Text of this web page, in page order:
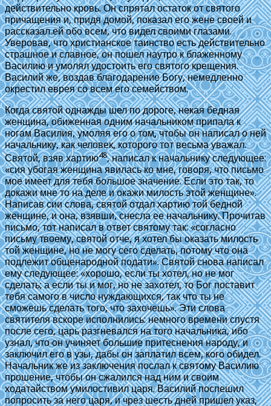
действительно кровь. Он спрятал остаток от святого
причащения и, придя домой, показал его жене своей и
рассказал ей обо всем, что видел своими глазами.
Уверовав, что христианское таинство есть действительно
страшное и славное, он пошел наутро к блаженному
Василию и умолял удостоить его святого крещения.
Василий же, воздав благодарение Богу, немедленно
окрестил еврея со всем его семейством.
Когда святой однажды шел по дороге, некая бедная
женщина, обиженная одним начальником припала к
ногам Василия, умоляя его о том, чтобы он написал о ней
начальнику, как человек, которого тот весьма уважал.
Святой, взяв хартию48, написал к начальнику следующее:
«сия убогая женщина явилась ко мне, говоря, что письмо
мое имеет для тебя большое значение. Если это так, то
докажи мне то на деле и окажи милость этой женщине».
Написав сии слова, святой отдал хартию той бедной
женщине, и она, взявши, снесла ее начальнику. Прочитав
письмо, тот написал в ответ святому так: «согласно
письму твоему, святой отче, я хотел бы оказать милость
той женщине, но не могу сего сделать, потому что она
подлежит общенародной подати». Святой снова написал
ему следующее: «хорошо, если ты хотел, но не мог
сделать; а если ты и мог, но не захотел, то Бог поставит
тебя самого в число нуждающихся, так что ты не
сможешь сделать того, что захочешь». Эти слова
святителя вскоре исполнились: немного времени спустя
после сего, царь разгневался на того начальника, ибо
узнал, что он учиняет большие притеснения народу, и
заключил его в узы, дабы он заплатил всем, кого обидел.
Начальник же из заключения послал к святому Василию
прошение, чтобы он сжалился над ним и своим
ходатайством умилостивил царя. Василий поспешил
попросить за него царя, и чрез шесть дней пришел указ,